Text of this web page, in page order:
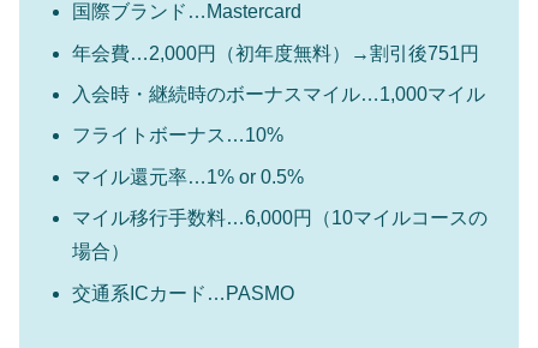
国際ブランド…Mastercard
年会費…2,000円（初年度無料）→割引後751円
入会時・継続時のボーナスマイル…1,000マイル
フライトボーナス…10%
マイル還元率…1% or 0.5%
マイル移行手数料…6,000円（10マイルコースの
場合）
交通系ICカード…PASMO